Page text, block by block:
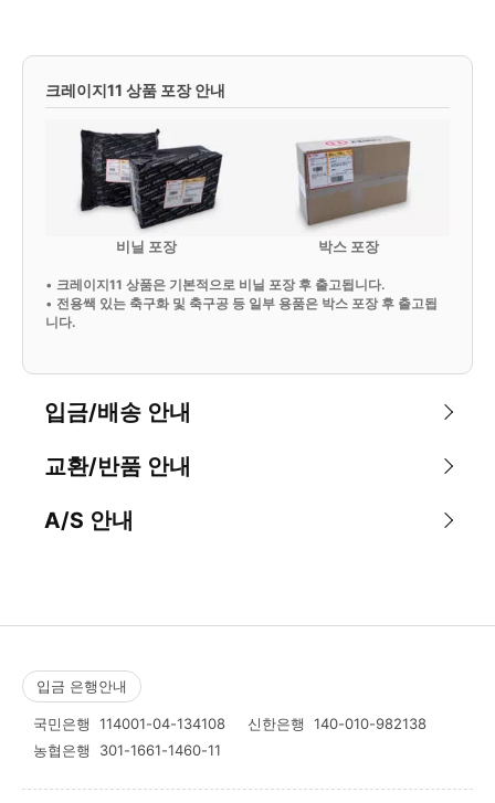
크레이지11 상품 포장 안내
비닐 포장 박스 포장
• 크레이지11 상품은 기본적으로 비닐 포장 후 출고됩니다.
• 전용쌕 있는 축구화 및 축구공 등 일부 용품은 박스 포장 후 출고됩
니다.
입금/배송 안내
교환/반품 안내
A/S 안내
입금 은행안내
국민은행 114001-04-134108 신한은행 140-010-982138
농협은행 301-1661-1460-11